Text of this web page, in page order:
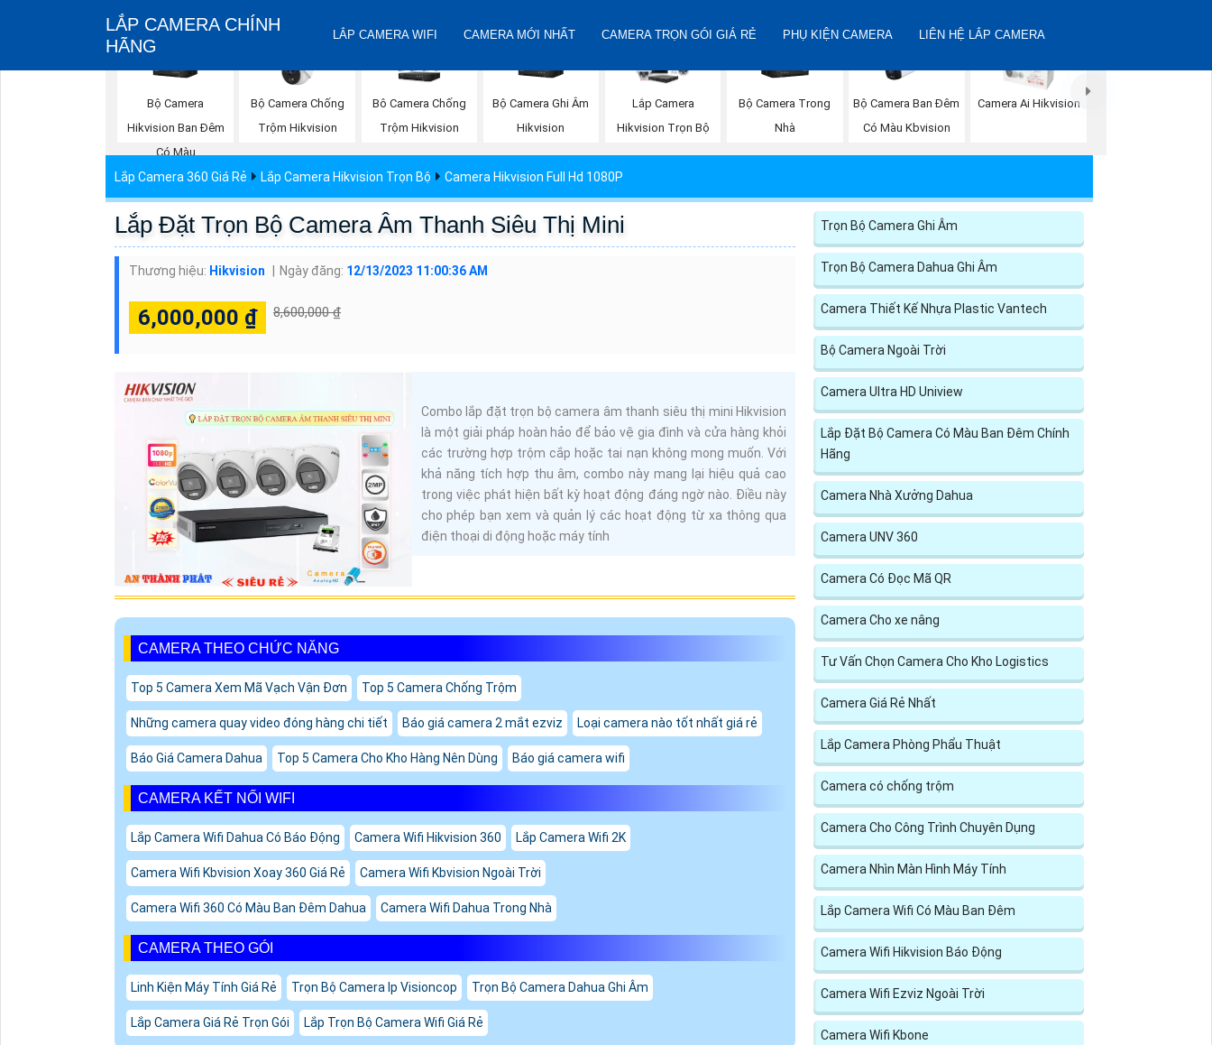
LẮP CAMERA CHÍNH
HÃNG
LẮP CAMERA WIFI CAMERA MỚI NHẤT CAMERA TRỌN GÓI GIÁ RẺ PHỤ KIỆN CAMERA LIÊN HỆ LẮP CAMERA
Bộ Camera
Hikvision Ban Đêm
Có Màu
Bộ Camera Chống
Trộm Hikvision
Bô Camera Chống
Trộm Hikvision
Bộ Camera Ghi Âm
Hikvision
Lắp Camera
Hikvision Trọn Bộ
Bộ Camera Trong
Nhà
Bộ Camera Ban Đêm
Có Màu Kbvision
Camera Ai Hikvision
Lắp Camera 360 Giá Rẻ Lắp Camera Hikvision Trọn Bộ Camera Hikvision Full Hd 1080P
Lắp Đặt Trọn Bộ Camera Âm Thanh Siêu Thị Mini
Thương hiệu: Hikvision Ngày đăng: 12/13/2023 11:00:36 AM
6,000,000 ₫ 8,600,000 ₫
Combo lắp đặt trọn bộ camera âm thanh siêu thị mini Hikvision
là một giải pháp hoàn hảo để bảo vệ gia đình và cửa hàng khỏi
các trường hợp trộm cắp hoặc tai nạn không mong muốn. Với
khả năng tích hợp thu âm, combo này mang lại hiệu quả cao
trong việc phát hiện bất kỳ hoạt động đáng ngờ nào. Điều này
cho phép bạn xem và quản lý các hoạt động từ xa thông qua
điện thoại di động hoặc máy tính
CAMERA THEO CHỨC NĂNG
Top 5 Camera Xem Mã Vạch Vận Đơn Top 5 Camera Chống Trộm
Những camera quay video đóng hàng chi tiết Báo giá camera 2 mắt ezviz Loại camera nào tốt nhất giá rẻ
Báo Giá Camera Dahua Top 5 Camera Cho Kho Hàng Nên Dùng Báo giá camera wifi
CAMERA KẾT NỐI WIFI
Lắp Camera Wifi Dahua Có Báo Động Camera Wifi Hikvision 360 Lắp Camera Wifi 2K
Camera Wifi Kbvision Xoay 360 Giá Rẻ Camera Wifi Kbvision Ngoài Trời
Camera Wifi 360 Có Màu Ban Đêm Dahua Camera Wifi Dahua Trong Nhà
CAMERA THEO GÓI
Linh Kiện Máy Tính Giá Rẻ Trọn Bộ Camera Ip Visioncop Trọn Bộ Camera Dahua Ghi Âm
Lắp Camera Giá Rẻ Trọn Gói Lắp Trọn Bộ Camera Wifi Giá Rẻ
Trọn Bộ Camera Ghi Âm
Trọn Bộ Camera Dahua Ghi Âm
Camera Thiết Kế Nhựa Plastic Vantech
Bộ Camera Ngoài Trời
Camera Ultra HD Uniview
Lắp Đặt Bộ Camera Có Màu Ban Đêm Chính
Hãng
Camera Nhà Xưởng Dahua
Camera UNV 360
Camera Có Đọc Mã QR
Camera Cho xe nâng
Tư Vấn Chọn Camera Cho Kho Logistics
Camera Giá Rẻ Nhất
Lắp Camera Phòng Phẩu Thuật
Camera có chống trộm
Camera Cho Công Trình Chuyên Dụng
Camera Nhìn Màn Hình Máy Tính
Lắp Camera Wifi Có Màu Ban Đêm
Camera Wifi Hikvision Báo Động
Camera Wifi Ezviz Ngoài Trời
Camera Wifi Kbone